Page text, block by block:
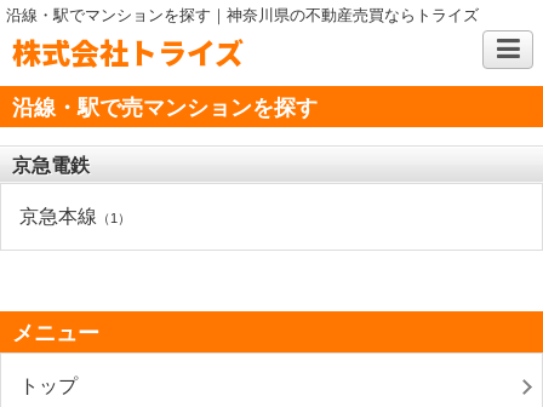
沿線・駅でマンションを探す｜神奈川県の不動産売買ならトライズ
株式会社トライズ
沿線・駅で売マンションを探す
京急電鉄
京急本線 （1）
メニュー
トップ